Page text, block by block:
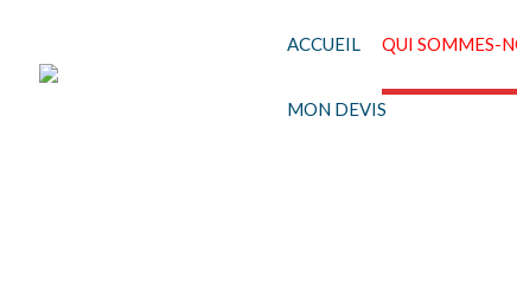
ACCUEIL QUI SOMMES-
MON DEVIS